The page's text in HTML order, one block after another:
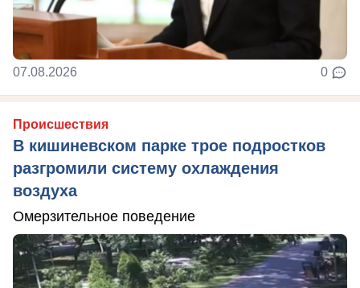
07.08.2026 0
Происшествия
В кишиневском парке трое подростков
разгромили систему охлаждения
воздуха
Омерзительное поведение